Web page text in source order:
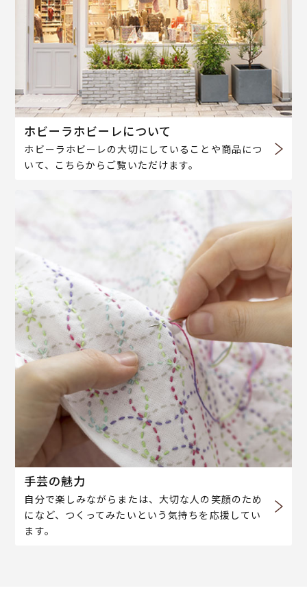
ホビーラホビーレについて
ホビーラホビーレの大切にしていることや商品につ
いて、こちらからご覧いただけます。
手芸の魅力
自分で楽しみながらまたは、大切な人の笑顔のため
になど、つくってみたいという気持ちを応援してい
ます。